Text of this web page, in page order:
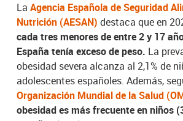
LaAgencia Española de Seguridad
Nutrición (AESAN) destaca que en
cada tres menores de entre 2 y 17
España tenía exceso de peso. La
obesidad severa alcanza al 2,1% de
adolescentes españoles. Además,
Organización Mundial de la Salud
obesidad es más frecuente en niños